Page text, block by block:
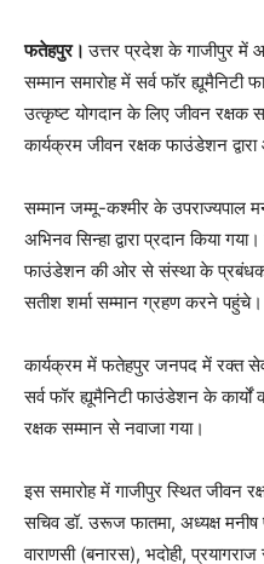
फतेहपुर।उत्तर प्रदेश के गाजीपुर में
सम्मान समारोह में सर्व फॉर
उत्कृष्ट योगदान के लिए जीवन रक्षक
कार्यक्रम जीवन रक्षक फाउंडेशन
सम्मान जम्मू-कश्मीर के उपराज्यपाल
अभिनव सिन्हा द्वारा प्रदान किया
फाउंडेशन की ओर से संस्था के प्रबंधक
सतीश शर्मा सम्मान ग्रहण करने पहुंचे।
कार्यक्रम में फतेहपुर जनपद में रक्त
सर्व फॉर ह्यूमैनिटी फाउंडेशन के
रक्षक सम्मान से नवाजा गया।
इस समारोह में गाजीपुर स्थित जीवन
सचिव डॉ. उरूज फातमा, अध्यक्ष मनीष
वाराणसी (बनारस), भदोही,